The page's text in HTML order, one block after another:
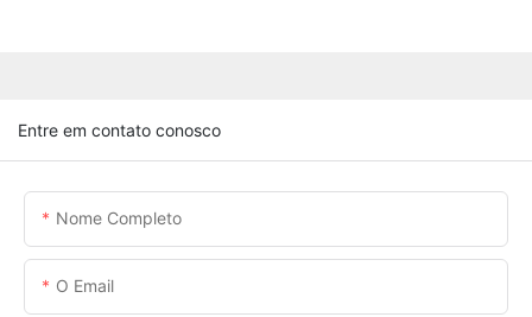
Entre em contato conosco
Nome Completo
O Email